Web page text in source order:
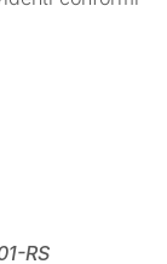
RS